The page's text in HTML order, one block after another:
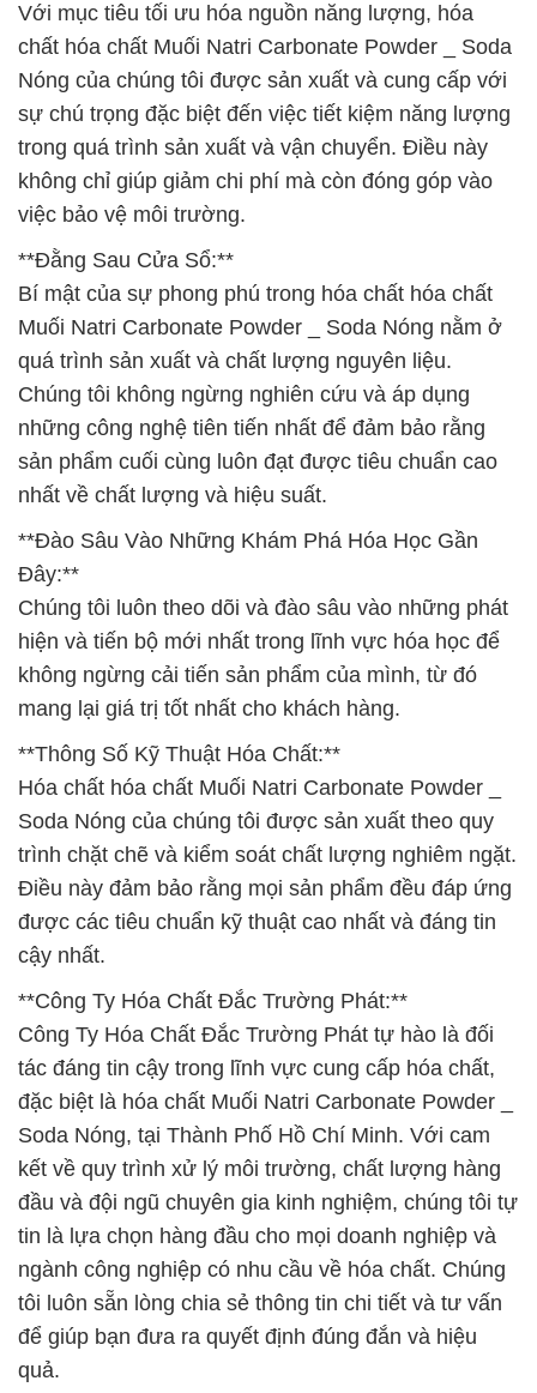
Với mục tiêu tối ưu hóa nguồn năng lượng, hóa
chất hóa chất Muối Natri Carbonate Powder _ Soda
Nóng của chúng tôi được sản xuất và cung cấp với
sự chú trọng đặc biệt đến việc tiết kiệm năng lượng
trong quá trình sản xuất và vận chuyển. Điều này
không chỉ giúp giảm chi phí mà còn đóng góp vào
việc bảo vệ môi trường.
**Đằng Sau Cửa Sổ:**
Bí mật của sự phong phú trong hóa chất hóa chất
Muối Natri Carbonate Powder _ Soda Nóng nằm ở
quá trình sản xuất và chất lượng nguyên liệu.
Chúng tôi không ngừng nghiên cứu và áp dụng
những công nghệ tiên tiến nhất để đảm bảo rằng
sản phẩm cuối cùng luôn đạt được tiêu chuẩn cao
nhất về chất lượng và hiệu suất.
**Đào Sâu Vào Những Khám Phá Hóa Học Gần
Đây:**
Chúng tôi luôn theo dõi và đào sâu vào những phát
hiện và tiến bộ mới nhất trong lĩnh vực hóa học để
không ngừng cải tiến sản phẩm của mình, từ đó
mang lại giá trị tốt nhất cho khách hàng.
**Thông Số Kỹ Thuật Hóa Chất:**
Hóa chất hóa chất Muối Natri Carbonate Powder _
Soda Nóng của chúng tôi được sản xuất theo quy
trình chặt chẽ và kiểm soát chất lượng nghiêm ngặt.
Điều này đảm bảo rằng mọi sản phẩm đều đáp ứng
được các tiêu chuẩn kỹ thuật cao nhất và đáng tin
cậy nhất.
**Công Ty Hóa Chất Đắc Trường Phát:**
Công Ty Hóa Chất Đắc Trường Phát tự hào là đối
tác đáng tin cậy trong lĩnh vực cung cấp hóa chất,
đặc biệt là hóa chất Muối Natri Carbonate Powder _
Soda Nóng, tại Thành Phố Hồ Chí Minh. Với cam
kết về quy trình xử lý môi trường, chất lượng hàng
đầu và đội ngũ chuyên gia kinh nghiệm, chúng tôi tự
tin là lựa chọn hàng đầu cho mọi doanh nghiệp và
ngành công nghiệp có nhu cầu về hóa chất. Chúng
tôi luôn sẵn lòng chia sẻ thông tin chi tiết và tư vấn
để giúp bạn đưa ra quyết định đúng đắn và hiệu
quả.